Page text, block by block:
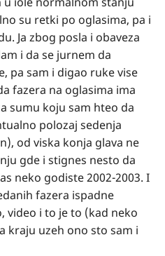
su retki po oglasima, pa i
Ja zbog posla i obaveza
i da se jurnem da
pa sam i digao ruke vise
fazera na oglasima ima
sumu koju sam hteo da
polozaj sedenja
od viska konja glava ne
gde i stignes nesto da
neko godiste 2002-2003. I
fazera ispadne
video i to je to (kad neko
kraju uzeh ono sto sam i